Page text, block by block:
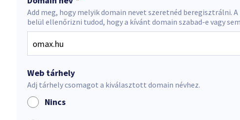
Add meg, hogy melyik domain nevet szeretnéd beregisztrálni.
belül ellenőrizni tudod, hogy a kívánt domain szabad-e vagy
Web tárhely
Adj tárhely csomagot a kiválasztott domain névhez.
Nincs